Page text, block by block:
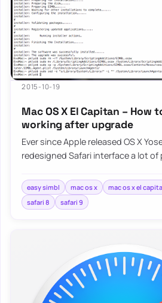
2015-10-19
Mac OS X El Capitan – How
working after upgrade
Ever since Apple released OS X
redesigned Safari interface a lot of
easy simbl mac os x mac os x el
safari 8
safari 9